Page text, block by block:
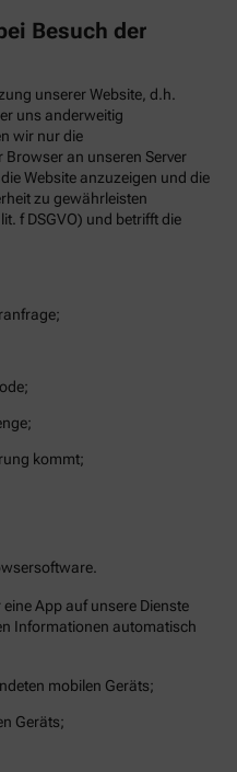
Besuch der
unserer Website, d.h.
uns anderweitig
wir nur die
an unseren Server
Website anzuzeigen und die
zu gewährleisten
f DSGVO) und betrifft die
kommt;
App auf unsere Dienste
Informationen automatisch
mobilen Geräts;
Geräts;